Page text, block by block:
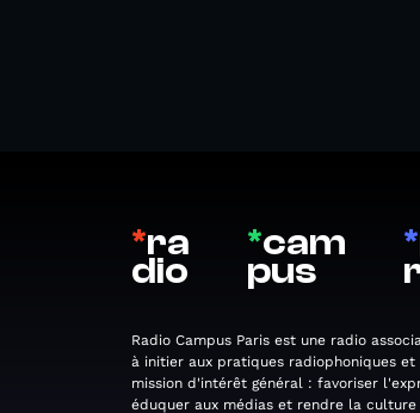
*ra
dio
*cam
pus
*
Radio Campus Paris est une radio
à initier aux pratiques radiophoniques
mission d'intérêt général : favoriser
éduquer aux médias et rendre la